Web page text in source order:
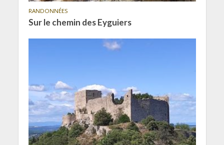
RANDONNÉES
Sur le chemin des Eyguiers